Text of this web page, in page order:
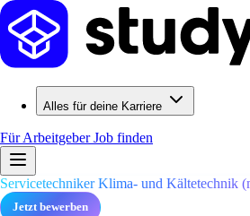
Alles für deine Karriere
Für ArbeitgeberJob finden
Servicetechniker Klima- und Kältetechnik
Jetzt bewerben